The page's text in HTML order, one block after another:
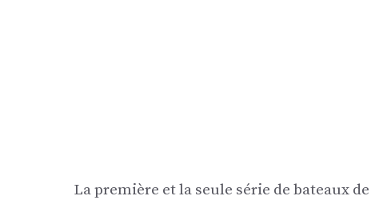
La première et la seule série de bateaux